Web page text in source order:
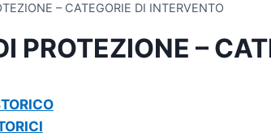
– CATEGORIE DI INTERVENTO
PROTEZIONE –